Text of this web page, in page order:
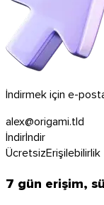
İndirmek için e-
alex@origami.tld
İndirİndir
ÜcretsizErişilebilirlik
7 gün erişim,